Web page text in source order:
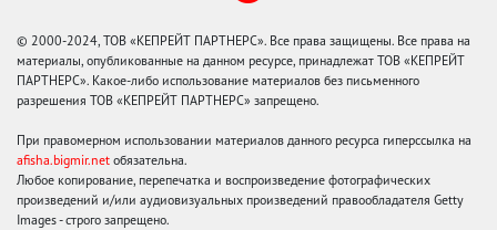
© 2000-2024, ТОВ «КЕПРЕЙТ ПАРТНЕРС». Все права защищены. Все права на
материалы, опубликованные на данном ресурсе, принадлежат ТОВ «КЕПРЕЙТ
ПАРТНЕРС». Какое-либо использование материалов без письменного
разрешения ТОВ «КЕПРЕЙТ ПАРТНЕРС» запрещено.
При правомерном использовании материалов данного ресурса гиперссылка на
afisha.bigmir.net обязательна.
Любое копирование, перепечатка и воспроизведение фотографических
произведений и/или аудиовизуальных произведений правообладателя Getty
Images - строго запрещено.